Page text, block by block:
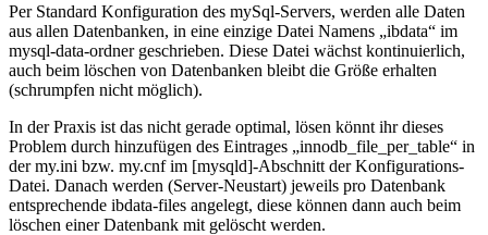
Per Standard Konfiguration des mySql-Servers, werden alle Daten
aus allen Datenbanken, in eine einzige Datei Namens „ibdata“ im
mysql-data-ordner geschrieben. Diese Datei wächst kontinuierlich,
auch beim löschen von Datenbanken bleibt die Größe erhalten
(schrumpfen nicht möglich).
In der Praxis ist das nicht gerade optimal, lösen könnt ihr dieses
Problem durch hinzufügen des Eintrages „innodb_file_per_table“ in
der my.ini bzw. my.cnf im [mysqld]-Abschnitt der Konfigurations-
Datei. Danach werden (Server-Neustart) jeweils pro Datenbank
entsprechende ibdata-files angelegt, diese können dann auch beim
löschen einer Datenbank mit gelöscht werden.